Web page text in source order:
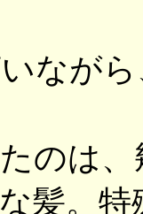
なが
のは
髪。